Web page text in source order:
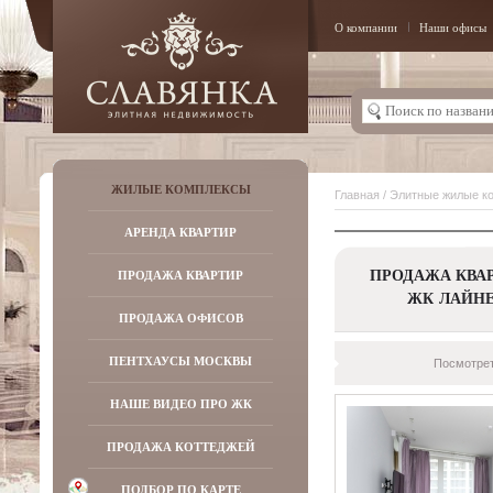
О компании Наши офисы
ЖИЛЫЕ КОМПЛЕКСЫ
АРЕНДА КВАРТИР
ПРОДАЖА КВАРТИР
ПРОДАЖА ОФИСОВ
ПЕНТХАУСЫ МОСКВЫ
НАШЕ ВИДЕО ПРО ЖК
ПРОДАЖА КОТТЕДЖЕЙ
Главная / Элитные жилые
ПРОДАЖА
ЖК